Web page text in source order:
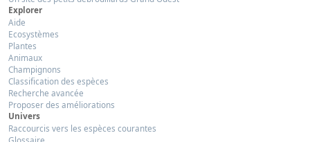
Explorer
Aide
Ecosystèmes
Plantes
Animaux
Champignons
Classification des espèces
Recherche avancée
Proposer des améliorations
Univers
Raccourcis vers les espèces courantes
Glossaire